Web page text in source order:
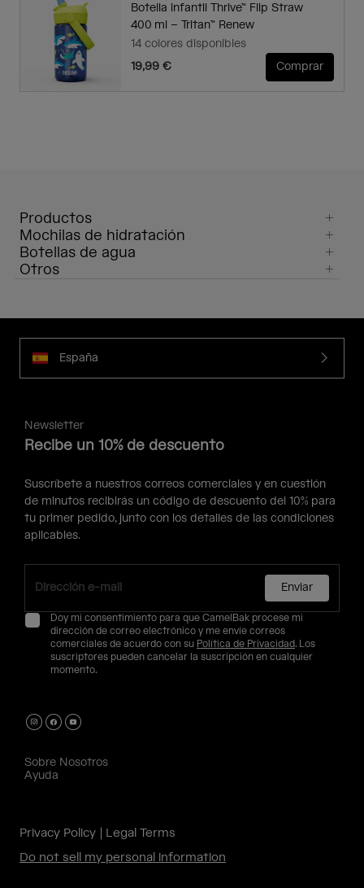
Botella infantil Thrive™ Flip Straw
400 ml – Tritan™ Renew
14 colores disponibles
19,99 €
Comprar
Productos
Mochilas de hidratación
Botellas de agua
Otros
España
Newsletter
Recibe un 10% de descuento
Suscríbete a nuestros correos comerciales y en cuestión
de minutos recibirás un código de descuento del 10% para
tu primer pedido, junto con los detalles de las condiciones
aplicables.
Enviar
Doy mi consentimiento para que CamelBak procese mi
dirección de correo electrónico y me envíe correos
comerciales de acuerdo con su Política de Privacidad. Los
suscriptores pueden cancelar la suscripción en cualquier
momento.
Sobre Nosotros
Ayuda
Privacy Policy
Legal Terms
Do not sell my personal information